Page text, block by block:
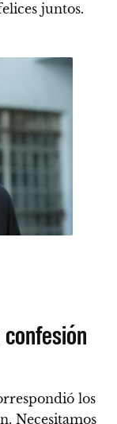
juntos.
los
Necesitamos